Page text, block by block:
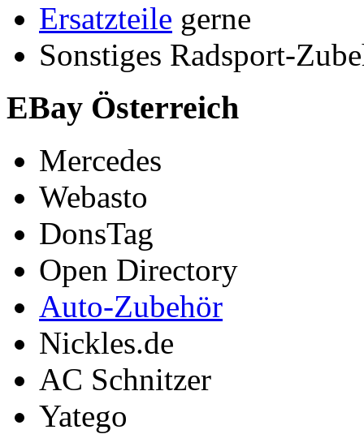
Ersatzteile gerne
Sonstiges Radsport-
EBay Österreich
Mercedes
Webasto
DonsTag
Open Directory
Auto-Zubehör
Nickles.de
AC Schnitzer
Yatego